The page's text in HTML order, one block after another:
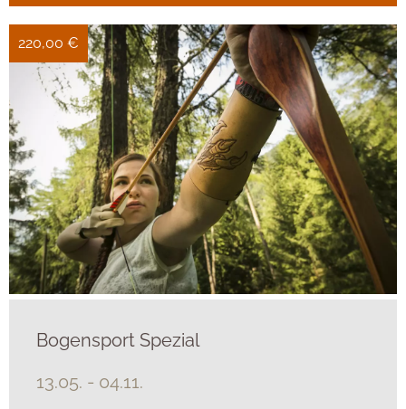
220,00 €
Bogensport Spezial
13.05. - 04.11.